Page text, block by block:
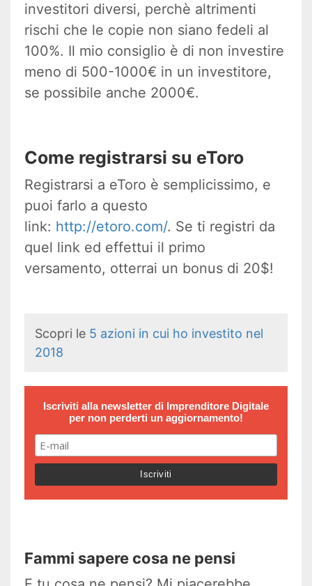
investitori diversi, perchè altrimenti
rischi che le copie non siano fedeli al
100%. Il mio consiglio è di non investire
meno di 500-1000€ in un investitore,
se possibile anche 2000€.
Come registrarsi su eToro
Registrarsi a eToro è semplicissimo, e
puoi farlo a questo
link: http://etoro.com/. Se ti registri da
quel link ed effettui il primo
versamento, otterrai un bonus di 20$!
Scopri le 5 azioni in cui ho investito nel
2018
Iscriviti alla newsletter di Imprenditore Digitale
per non perderti un aggiornamento!
Fammi sapere cosa ne pensi